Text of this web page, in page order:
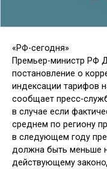
«РФ-сегодня»
Премьер-министр РФ
постановление о
индексации тарифов
сообщает пресс-
в случае если
среднем по региону
в следующем году
должна быть меньше
действующему